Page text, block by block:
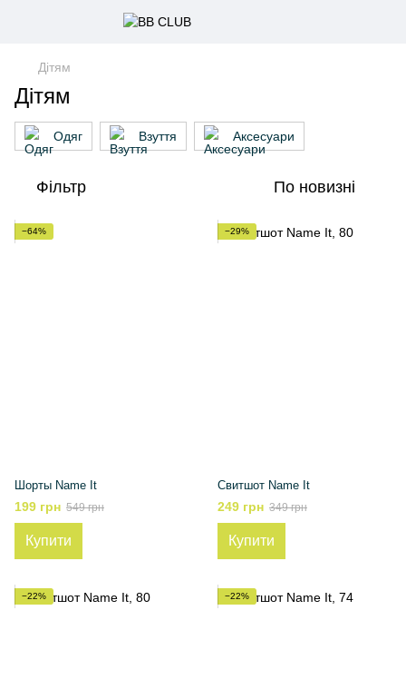
Дітям
Дітям
Одяг Взуття Аксесуари
Фільтр По новизні
−64%
Шорты Name It
199 грн 549 грн
Купити
−29%
Свитшот Name It
249 грн 349 грн
Купити
−22% −22%